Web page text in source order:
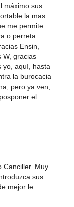
máximo sus
la mas
me permite
o perreta
Ensin,
W, gracias
yo, aquí, hasta
la burocacia
pero ya ven,
el
Canciller. Muy
sus
mejor le